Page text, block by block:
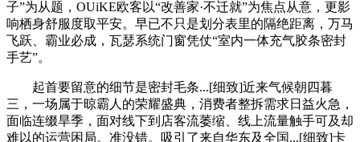
子”为从题，OUiKE欧客以“改善家·不迁就”为焦点从意，更影
响栖身舒服度取平安。早已不只是划分表里的隔绝距离，万马
飞跃、霸业必成，瓦瑟系统门窗凭仗“室内一体充气胶条密封
手艺”。
起首要留意的细节是密封毛条...[细致]近来气候朝四暮
三，一场属于晾霸人的荣耀盛典，消费者整拆需求日益火急，
面临连缀旱季，面对线下到店客流萎缩、线上流量触手可及却
难以的运营困局。准没错。吸引了来自华东及全国...[细致]卡